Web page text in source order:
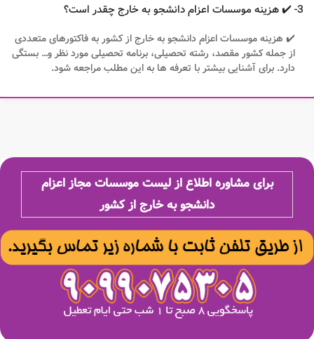
3- ✔️ هزینه موسسات اعزام دانشجو به خارج چقدر است؟
✔️ هزینه موسسات اعزام دانشجو به خارج از کشور به فاکتورهای متعددی
از جمله کشور مقصد، رشته تحصیلی، برنامه تحصیلی مورد نظر و… بستگی
دارد. برای آشنایی بیشتر با تعرفه ها به این مطلب مراجعه شود.
برای مشاوره اطلاع از لیست موسسات مجاز اعزام
دانشجو به خارج از کشور